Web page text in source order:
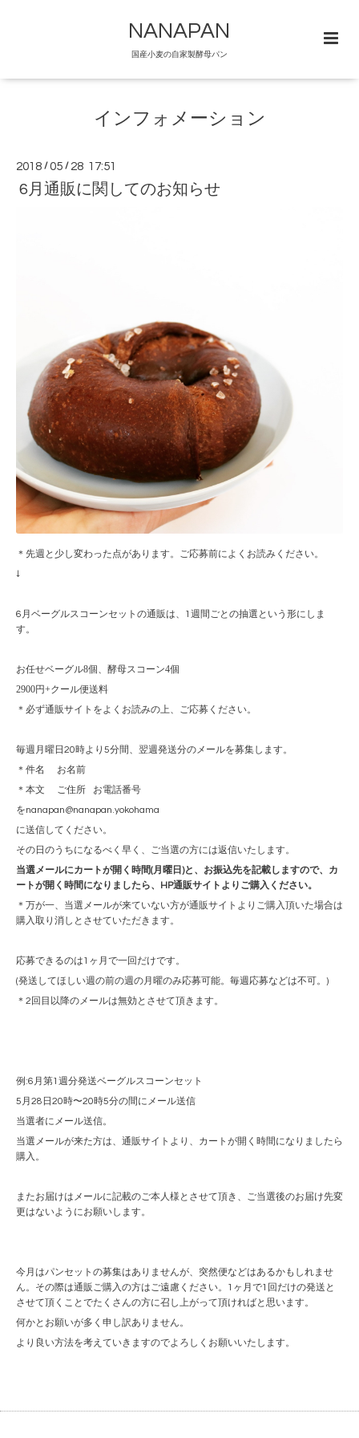
NANAPAN
国産小麦の自家製酵母パン
インフォメーション
2018 /05 / 28 17:51
6月通販に関してのお知らせ
＊先週と少し変わった点があります。ご応募前によくお読みください。
↓
6月ベーグルスコーンセットの通販は、1週間ごとの抽選という形にしま
す。
お任せベーグル8個、酵母スコーン4個
2900円+クール便送料
＊必ず通販サイトをよくお読みの上、ご応募ください。
毎週月曜日20時より5分間、翌週発送分のメールを募集します。
＊件名 お名前
＊本文 ご住所 お電話番号
をnanapan@nanapan.yokohama
に送信してください。
その日のうちになるべく早く、ご当選の方には返信いたします。
当選メールにカートが開く時間(月曜日)と、お振込先を記載しますので、カ
ートが開く時間になりましたら、HP通販サイトよりご購入ください。
＊万が一、当選メールが来ていない方が通販サイトよりご購入頂いた場合は
購入取り消しとさせていただきます。
応募できるのは1ヶ月で一回だけです。
(発送してほしい週の前の週の月曜のみ応募可能。毎週応募などは不可。)
＊2回目以降のメールは無効とさせて頂きます。
例:6月第1週分発送ベーグルスコーンセット
5月28日20時〜20時5分の間にメール送信
当選者にメール送信。
当選メールが来た方は、通販サイトより、カートが開く時間になりましたら
購入。
またお届けはメールに記載のご本人様とさせて頂き、ご当選後のお届け先変
更はないようにお願いします。
今月はパンセットの募集はありませんが、突然便などはあるかもしれませ
ん。その際は通販ご購入の方はご遠慮ください。1ヶ月で1回だけの発送と
させて頂くことでたくさんの方に召し上がって頂ければと思います。
何かとお願いが多く申し訳ありません。
より良い方法を考えていきますのでよろしくお願いいたします。